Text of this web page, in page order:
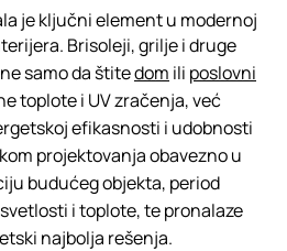
je ključni element u modernoj
Brisoleji, grilje i druge
samo da štitedom ili poslovni
toplote i UV zračenja, već
efikasnosti i udobnosti
projektovanja obavezno u
budućeg objekta, period
i toplote, te pronalaze
najbolja rešenja.